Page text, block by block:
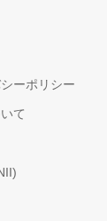
ーポリシー
て